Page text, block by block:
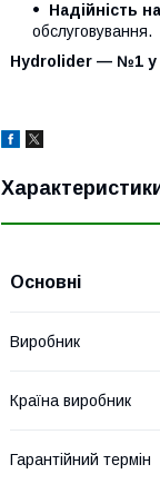
Надійність
обслуговування.
Hydrolider — №1 у
Основні
Виробник
Країна виробник
Гарантійний термін